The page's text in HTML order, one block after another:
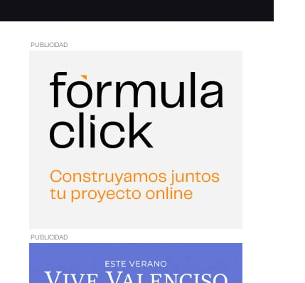
PUBLICIDAD
PUBLICIDAD